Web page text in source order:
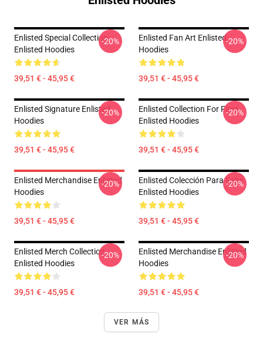
Enlisted Special Collection
Enlisted Hoodies
39,51 € - 45,95 €
-20%
Enlisted Fan Art Enlisted
Hoodies
39,51 € - 45,95 €
-20%
Enlisted Signature Enlisted
Hoodies
39,51 € - 45,95 €
-20%
Enlisted Collection For Fans
Enlisted Hoodies
39,51 € - 45,95 €
-20%
Enlisted Merchandise Enlisted
Hoodies
39,51 € - 45,95 €
-20%
Enlisted Colección Para Fans
Enlisted Hoodies
39,51 € - 45,95 €
-20%
Enlisted Merch Collection
Enlisted Hoodies
39,51 € - 45,95 €
-20%
Enlisted Merchandise Enlisted
Hoodies
39,51 € - 45,95 €
-20%
VER MÁS